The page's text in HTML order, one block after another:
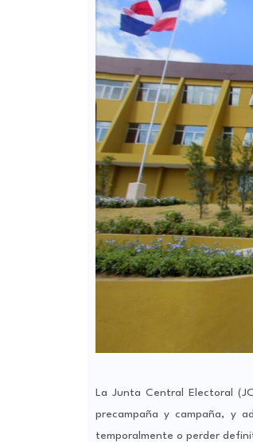
La Junta Central Electoral
precampaña y campaña, y
temporalmente o perder